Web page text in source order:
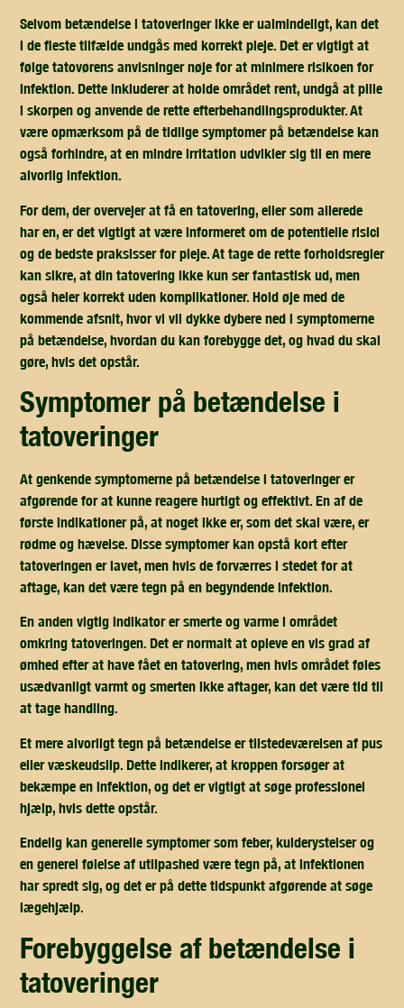
Selvom betændelse i tatoveringer ikke er ualmindeligt, kan det
i de fleste tilfælde undgås med korrekt pleje. Det er vigtigt at
følge tatovørens anvisninger nøje for at minimere risikoen for
infektion. Dette inkluderer at holde området rent, undgå at pille
i skorpen og anvende de rette efterbehandlingsprodukter. At
være opmærksom på de tidlige symptomer på betændelse kan
også forhindre, at en mindre irritation udvikler sig til en mere
alvorlig infektion.
For dem, der overvejer at få en tatovering, eller som allerede
har en, er det vigtigt at være informeret om de potentielle risici
og de bedste praksisser for pleje. At tage de rette forholdsregler
kan sikre, at din tatovering ikke kun ser fantastisk ud, men
også heler korrekt uden komplikationer. Hold øje med de
kommende afsnit, hvor vi vil dykke dybere ned i symptomerne
på betændelse, hvordan du kan forebygge det, og hvad du skal
gøre, hvis det opstår.
symptomer på betændelse i
tatoveringer
At genkende symptomerne på betændelse i tatoveringer er
afgørende for at kunne reagere hurtigt og effektivt. En af de
første indikationer på, at noget ikke er, som det skal være, er
rødme og hævelse. Disse symptomer kan opstå kort efter
tatoveringen er lavet, men hvis de forværres i stedet for at
aftage, kan det være tegn på en begyndende infektion.
En anden vigtig indikator ersmerte og varme i området
omkring tatoveringen. Det er normalt at opleve en vis grad af
ømhed efter at have fået en tatovering, men hvis området føles
usædvanligt varmt og smerten ikke aftager, kan det være tid til
at tage handling.
Et mere alvorligt tegn på betændelse er tilstedeværelsen af pus
eller væskeudslip. Dette indikerer, at kroppen forsøger at
bekæmpe en infektion, og det er vigtigt at søge professionel
hjælp, hvis dette opstår.
Endelig kan generelle symptomersom feber, kulderystelser og
en generel følelse af utilpashed være tegn på, at infektionen
har spredt sig, og det er på dette tidspunkt afgørende at søge
lægehjælp.
forebyggelse af betændelse i
tatoveringer